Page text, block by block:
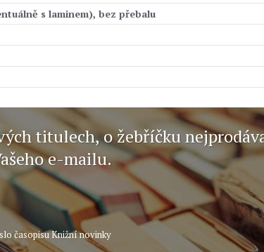
s laminem), bez přebalu
titulech, o žebříčku
e-mailu.
časopisu Knižní novinky